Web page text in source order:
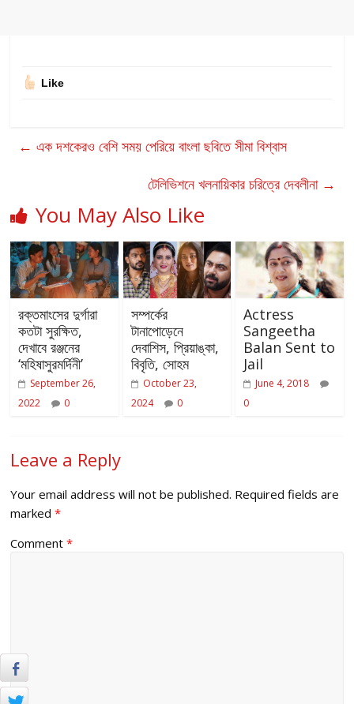
Like
← এক দশকেরও বেশি সময় পেরিয়ে বাংলা ছবিতে সীমা বিশ্বাস
টেলিভিশনে খলনায়িকার চরিত্রে দেবলীনা →
You May Also Like
রক্তমাংসের দুর্গারা
কতটা সুরক্ষিত,
দেখাবে রঞ্জনের
‘মহিষাসুরমর্দিনী’
September 26,
2022
0
সম্পর্কের
টানাপোড়েনে
দেবাশিস, প্রিয়াঙ্কা,
বিবৃতি, সোহম
October 23,
2024
0
Actress
Sangeetha
Balan Sent to
Jail
June 4, 2018
0
Leave a Reply
Your email address will not be published. Required fields are
marked*
Comment*